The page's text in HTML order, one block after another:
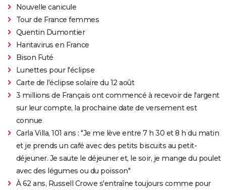
Nouvelle canicule
Tour de France femmes
Quentin Dumontier
Hantavirus en France
Bison Futé
Lunettes pour l'éclipse
Carte de l'éclipse solaire du 12 août
3 millions de Français ont commencé à recevoir de l'argent
sur leur compte, la prochaine date de versement est
connue
Carla Villa, 101 ans : "Je me lève entre 7 h 30 et 8 h du matin
et je prends un café avec des petits biscuits au petit-
déjeuner. Je saute le déjeuner et, le soir, je mange du poulet
avec des légumes ou du poisson"
À 62 ans, Russell Crowe s'entraîne toujours comme pour